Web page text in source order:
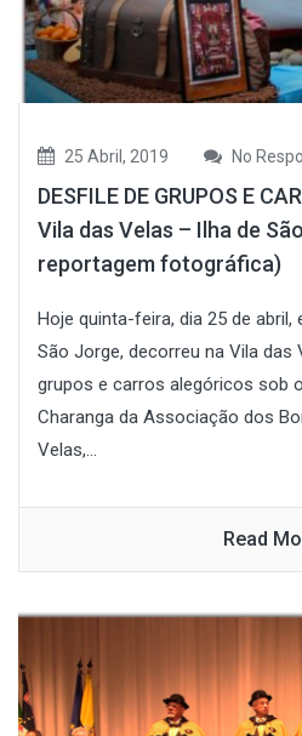
25 Abril, 2019 No
DESFILE DE GRUPOS E
Vila das Velas – Ilha de
reportagem fotográfica)
Hoje quinta-feira, dia 25 de
São Jorge, decorreu na Vila das
grupos e carros alegóricos sob
Charanga da Associação dos
Velas,...
Read